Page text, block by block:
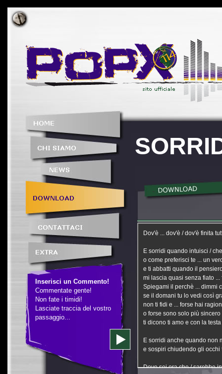
Inserisci un Commento!
Commentate gente!
Non fate i timidi!
Lasciate traccia del vostro
passaggio...